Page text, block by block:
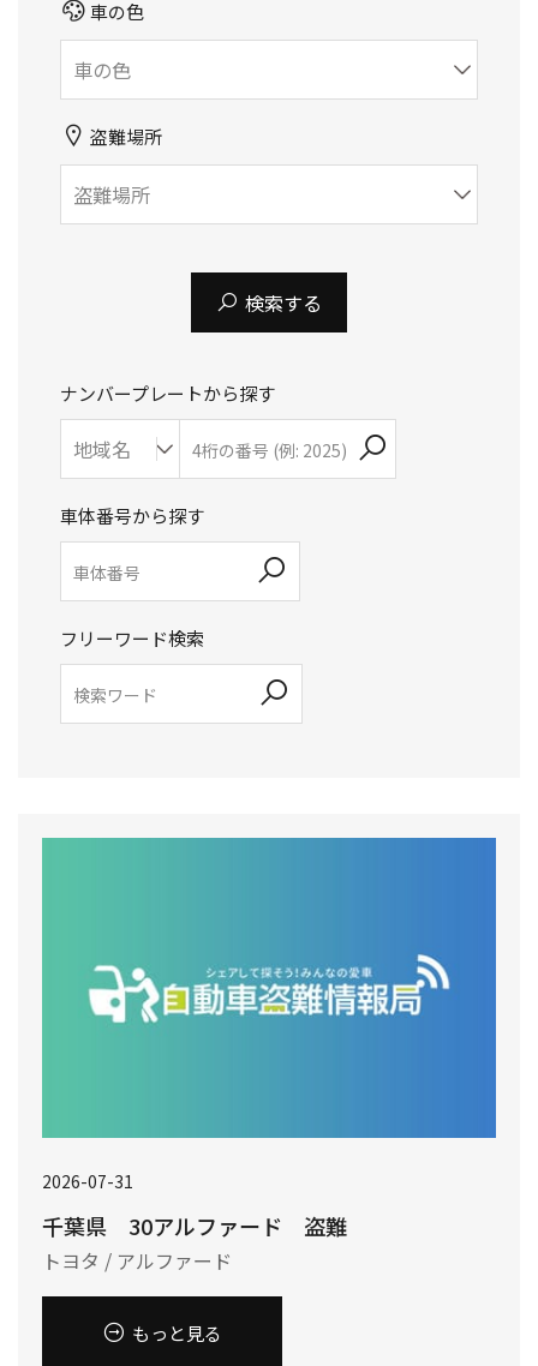
車の色
盗難場所
検索する
ナンバープレートから探す
車体番号から探す
フリーワード検索
2026-07-31
千葉県 30アルファード 盗難
トヨタ / アルファード
もっと見る